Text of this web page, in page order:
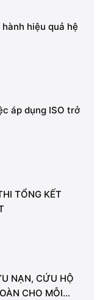
hiệu quả hệ
áp dụng ISO trở
TỔNG KẾT
NẠN, CỨU HỘ
CHO MỖI